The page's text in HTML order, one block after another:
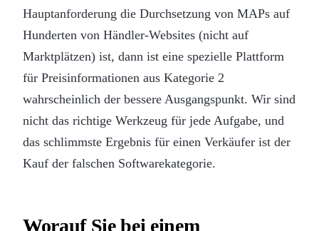
Hauptanforderung die Durchsetzung von MAPs auf
Hunderten von Händler-Websites (nicht auf
Marktplätzen) ist, dann ist eine spezielle Plattform
für Preisinformationen aus Kategorie 2
wahrscheinlich der bessere Ausgangspunkt. Wir sind
nicht das richtige Werkzeug für jede Aufgabe, und
das schlimmste Ergebnis für einen Verkäufer ist der
Kauf der falschen Softwarekategorie.
Worauf Sie bei einem